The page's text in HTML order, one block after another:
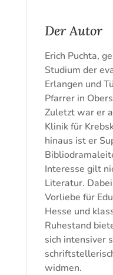
Der Autor
Erich Puchta,
Studium der
Erlangen und
Pfarrer in
Zuletzt war er
Klinik für
hinaus ist er
Interesse gilt
Literatur.
Vorliebe für
Hesse und
Ruhestand
sich intensiver
widmen.